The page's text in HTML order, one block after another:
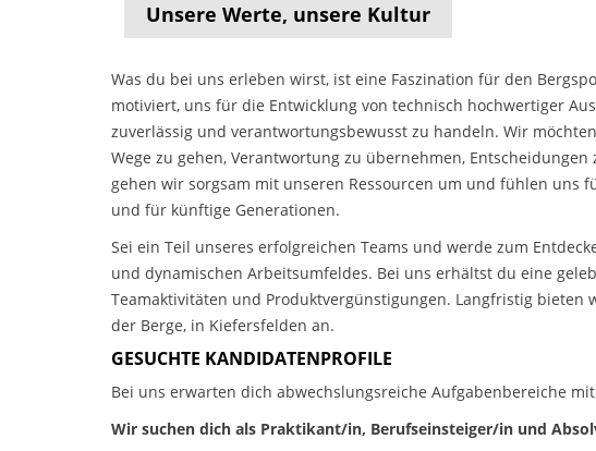
Unsere Werte, unsere Kultur
Was du bei uns erleben wirst, ist eine Faszination für den
motiviert, uns für die Entwicklung von technisch hochwertiger
zuverlässig und verantwortungsbewusst zu handeln. Wir
Wege zu gehen, Verantwortung zu übernehmen,
gehen wir sorgsam mit unseren Ressourcen um und fühlen uns
und für künftige Generationen.
Sei ein Teil unseres erfolgreichen Teams und werde zum
und dynamischen Arbeitsumfeldes. Bei uns erhältst du eine
Teamaktivitäten und Produktvergünstigungen. Langfristig bieten
der Berge, in Kiefersfelden an.
GESUCHTE KANDIDATENPROFILE
Bei uns erwarten dich abwechslungsreiche Aufgabenbereiche
Wir suchen dich als Praktikant/in, Berufseinsteiger/in und